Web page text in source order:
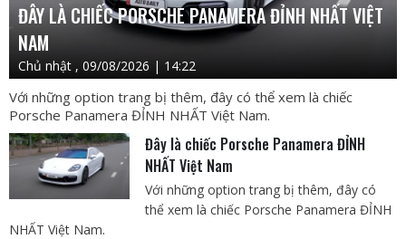
ĐÂY LÀ CHIẾC PORSCHE PANAMERA ĐỈNH NHẤT VIỆT
NAM
Chủ nhật , 09/08/2026 | 14:22
Với những option trang bị thêm, đây có thể xem là chiếc
Porsche Panamera ĐỈNH NHẤT Việt Nam.
Đây là chiếc Porsche Panamera ĐỈNH
NHẤT Việt Nam
Với những option trang bị thêm, đây có
thể xem là chiếc Porsche Panamera ĐỈNH
NHẤT Việt Nam.